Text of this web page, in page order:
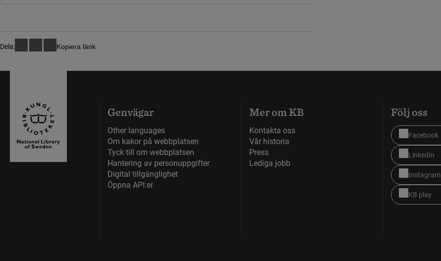
Dela: Kopiera länk
Genvägar
Other languages
Om kakor på webbplatsen
Tyck till om webbplatsen
Hantering av personuppgifter
Digital tillgänglighet
Öppna API:er
Mer om KB
Kontakta oss
Vår historia
Press
Lediga jobb
Följ oss
Facebook
LinkedIn
Instagram
KB play